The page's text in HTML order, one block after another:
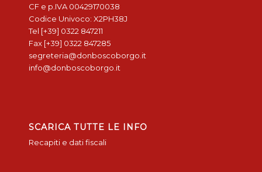
CF e p.IVA 00429170038
Codice Univoco: X2PH38J
Tel [+39] 0322 847211
Fax [+39] 0322 847285
segreteria@donboscoborgo.it
info@donboscoborgo.it
SCARICA TUTTE LE INFO
Recapiti e dati fiscali